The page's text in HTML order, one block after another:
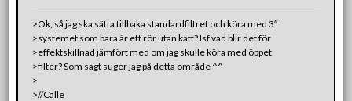
>Ok, så jag ska sätta tillbaka standardfiltret och köra med 3″
>systemet som bara är ett rör utan katt? Isf vad blir det för
>effektskillnad jämfört med om jag skulle köra med öppet
>filter? Som sagt suger jag på detta område ^^
>
>//Calle